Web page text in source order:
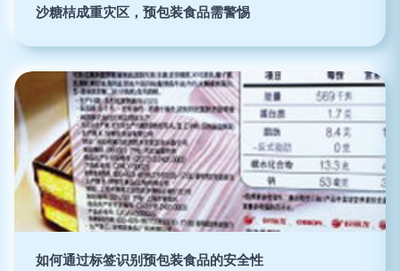
沙糖桔成重灾区，预包装食品需警惕
如何通过标签识别预包装食品的安全性